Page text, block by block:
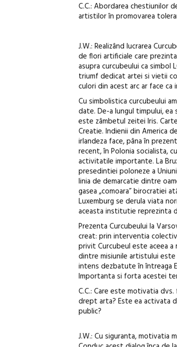
C.C.: Abordarea chestiunilor
artistilor în promovarea
J.W.: Realizând lucrarea
de flori artificiale care
asupra curcubeului ca
triumf dedicat artei si vietii
culori din acest arc ar face ca
Cu simbolistica curcubeului
date. De-a lungul timpului,
este zâmbetul zeitei Iris.
Creatie. Indienii din America
irlandeza face, pâna în
recent, în Polonia socialista,
activitatile importante. La
presedintiei poloneze a
linia de demarcatie dintre
gasea „comoara” birocratiei
Luxemburg se derula viata
aceasta institutie reprezinta
Prezenta Curcubeului la
creat: prin interventia
privit Curcubeul este aceea
dintre misiunile artistului
intens dezbatute în întreaga
Importanta si forta acestei
C.C.: Care este motivatia
drept arta? Este ea activata
public?
J.W.: Cu siguranta, motivatia